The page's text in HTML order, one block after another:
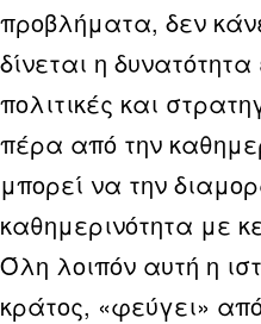
προβλήματα, δεν
δίνεται η
πολιτικές και
πέρα από την
μπορεί να την
καθημερινότητα με
Όλη λοιπόν αυτή η
κράτος, «φεύγει»